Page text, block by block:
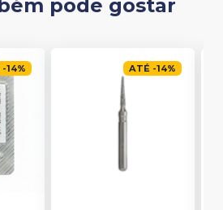
pode gostar
-14% ATÉ -14%